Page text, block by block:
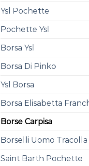
Ysl Pochette
Pochette Ysl
Borsa Ysl
Borsa Di Pinko
Ysl Borsa
Borsa Elisabetta
Borse Carpisa
Borselli Uomo Tracolla
Saint Barth Pochette